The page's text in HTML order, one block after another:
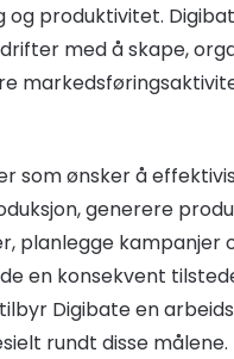
og produktivitet.
med å skape,
som ønsker å
generere
planlegge kampanjer
en konsekvent
Digibate en
rundt disse